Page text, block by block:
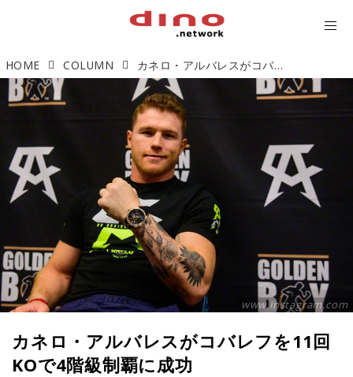
HOME COLUMN カネロ・アルバレスがコバレフを11回KOで4階級制覇に成功
www.instagram.com
カネロ・アルバレスがコバレフを11回
KOで4階級制覇に成功